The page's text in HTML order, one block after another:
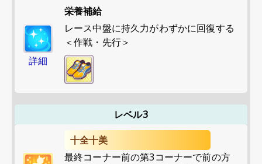
詳細
栄養補給
レース中盤に持久力がわずかに回復する
＜作戦・先行＞
レベル3
十全十美
最終コーナー前の第3コーナーで前の方